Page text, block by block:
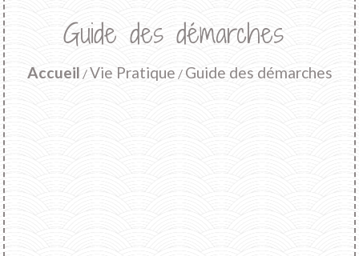
Guide des démarches
Accueil /Vie Pratique / Guide des démarches